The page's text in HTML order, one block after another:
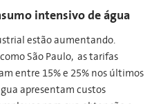
intensivo de água
estão aumentando.
São Paulo, as tarifas
entre 15% e 25% nos últimos
apresentam custos